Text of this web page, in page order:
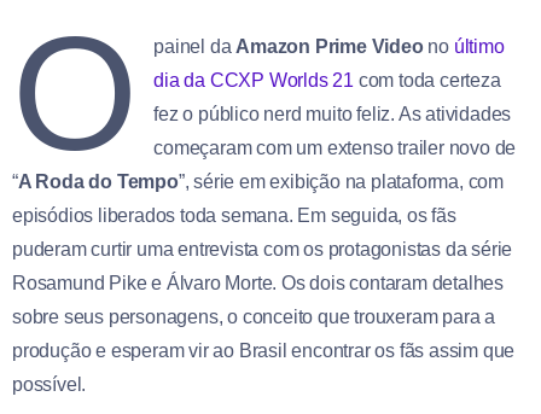
O painel da Amazon Prime Videono último
dia da CCXP Worlds 21 com toda certeza
fez o público nerd muito feliz. As atividades
começaram com um extenso trailer novo de
“A Roda do Tempo”, série em exibição na plataforma, com
episódios liberados toda semana. Em seguida, os fãs
puderam curtir uma entrevista com os protagonistas da série
Rosamund Pike e Álvaro Morte. Os dois contaram detalhes
sobre seus personagens, o conceito que trouxeram para a
produção e esperam vir ao Brasil encontrar os fãs assim que
possível.